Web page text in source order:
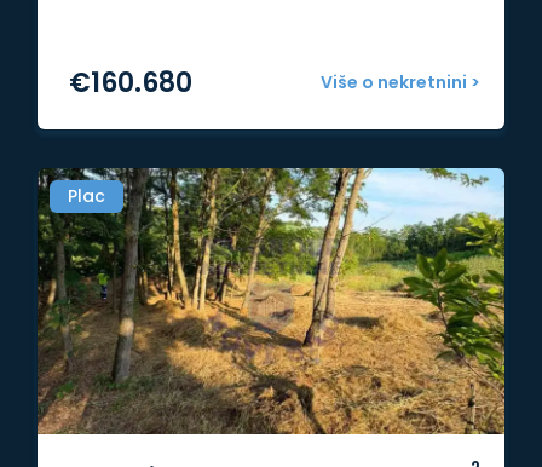
Više o nekretnini >
€160.680
Plac